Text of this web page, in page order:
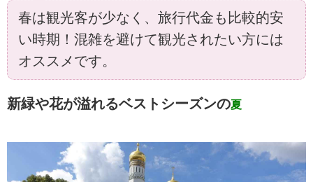
春は観光客が少なく、旅行代金も比較的安
い時期！混雑を避けて観光されたい方には
オススメです。
新緑や花が溢れるベストシーズンの夏